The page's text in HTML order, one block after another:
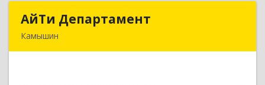
АйТи Департамент
Камышин
АйТи Департамент